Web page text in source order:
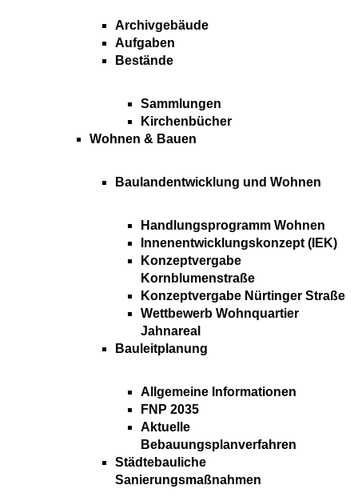
Archivgebäude
Aufgaben
Bestände
Sammlungen
Kirchenbücher
Wohnen & Bauen
Baulandentwicklung und Wohnen
Handlungsprogramm Wohnen
Innenentwicklungskonzept (IEK)
Konzeptvergabe
Kornblumenstraße
Konzeptvergabe Nürtinger Straße
Wettbewerb Wohnquartier
Jahnareal
Bauleitplanung
Allgemeine Informationen
FNP 2035
Aktuelle
Bebauungsplanverfahren
Städtebauliche
Sanierungsmaßnahmen